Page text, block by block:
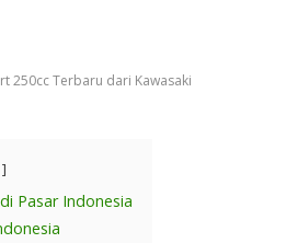
250cc Terbaru dari Kawasaki
Pasar Indonesia